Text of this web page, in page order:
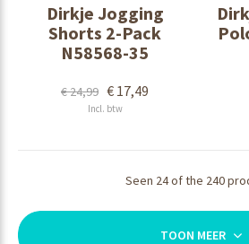
Dirkje Jogging
Shorts 2-Pack
N58568-35
€ 24,99 € 17,49
Incl. btw
Seen 24 of the 240
TOON MEER